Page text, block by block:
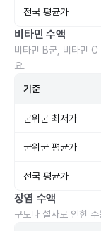
전국 평균가
비타민 수액
비타민 B군, 비타민 C
요.
기준
군위군 최저가
군위군 평균가
전국 평균가
장염 수액
구토나 설사로 인한